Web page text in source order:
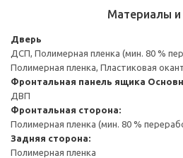
Материалы и
Дверь
ДСП, Полимерная пленка (мин. 80 %
Полимерная пленка, Пластиковая
Фронтальная панель ящика
ДВП
Фронтальная сторона:
Полимерная пленка (мин. 80 %
Задняя сторона:
Полимерная пленка